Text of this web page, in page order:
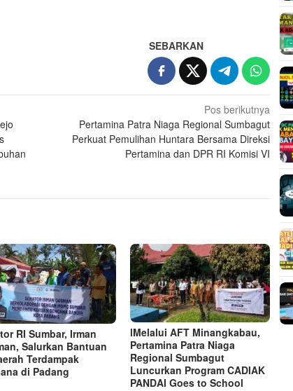
SEBARKAN
Pos berikutnya
Pertamina Patra Niaga Regional Sumbagut
Perkuat Pemulihan Huntara Bersama Direksi
Pertamina dan DPR RI Komisi VI
RI Sumbar, Irman
Salurkan Bantuan
Terdampak
di Padang
lMelalui AFT Minangkabau,
Pertamina Patra Niaga
Regional Sumbagut
Luncurkan Program CADIAK
PANDAI Goes to School